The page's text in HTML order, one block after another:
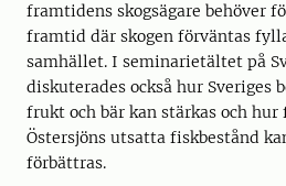
framtidens skogsägare behöver
framtid där skogen förväntas
samhället. I seminarietältet på
diskuterades också hur Sveriges
frukt och bär kan stärkas och
Östersjöns utsatta fiskbestånd
förbättras.